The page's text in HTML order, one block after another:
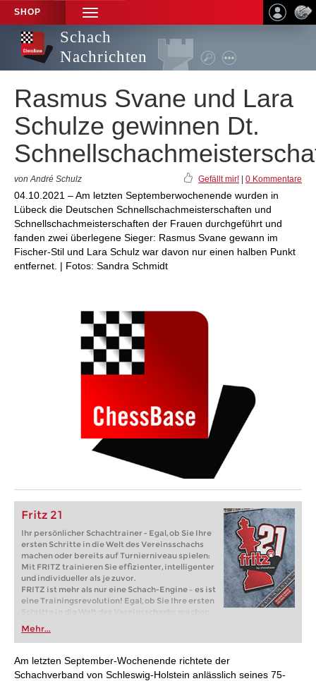
SHOP
TOGGLE
NAVIGATION
Schach
Nachrichten
Rasmus Svane und Lara
Schulze gewinnen Dt.
von André Schulz Gefällt mir! 0 Kommentare
04.10.2021 – Am letzten Septemberwochenende wurden in
Lübeck die Deutschen Schnellschachmeisterschaften und
Schnellschachmeisterschaften der Frauen durchgeführt und
fanden zwei überlegene Sieger: Rasmus Svane gewann im
Fischer-Stil und Lara Schulz war davon nur einen halben Punkt
entfernet. | Fotos: Sandra Schmidt
Fritz 21
Ihr persönlicher Schachtrainer - Egal, ob Sie Ihre
ersten Schritte in die Welt des Vereinsschachs
machen oder bereits auf Turnierniveau spielen:
Mit FRITZ trainieren Sie effizienter, intelligenter
und individueller als je zuvor.
FRITZ ist mehr als nur eine Schach-Engine – es ist
eine Trainingsrevolution! Egal, ob Sie Ihre ersten
Schritte in die Welt des Vereinsschachs machen
oder bereits auf Turnierniveau spielen: Mit
FRITZ trainieren Sie effizienter, intelligenter und
individueller als je zuvor.
Mehr...
Am letzten September-Wochenende richtete der
Schachverband von Schleswig-Holstein anlässlich seines 75-